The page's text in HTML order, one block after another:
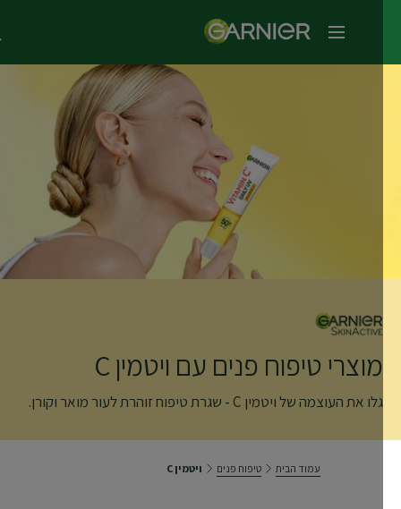
תפריט ראשי
מוצרי טיפוח פנים עם ויטמין C
גלו את העוצמה של ויטמין C - שגרת טיפוח זוהרת לעור מואר וקורן.
עמוד הבית טיפוח פנים ויטמין C